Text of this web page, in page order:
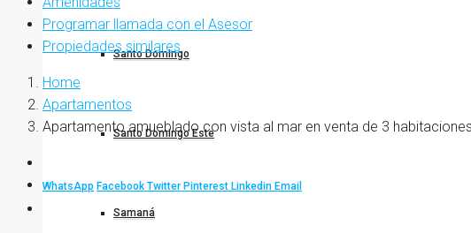
Santo Domingo
Santo Domingo Este
Samaná
Programar llamada con el Asesor
Propiedades similares
Home
Apartamentos
Apartamento amueblado con vista al mar en venta de 3
WhatsApp Facebook Twitter Pinterest Linkedin Email